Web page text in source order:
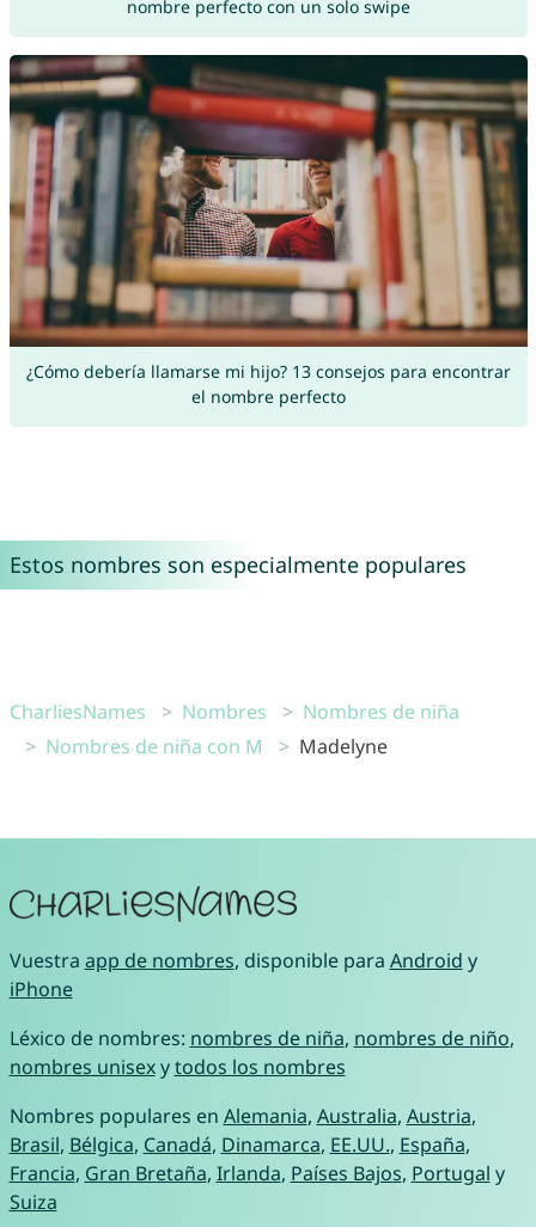
nombre perfecto con un solo swipe
¿Cómo debería llamarse mi hijo? 13 consejos para encontrar
el nombre perfecto
Estos nombres son especialmente populares
CharliesNames Nombres
Nombres de niña
Nombres de niña con M
Madelyne
Vuestra app de nombres, disponible para Android y
iPhone
Léxico de nombres: nombres de niña, nombres de niño,
nombres unisexytodos los nombres
Nombres populares en Alemania, Australia, Austria,
Brasil, Bélgica, Canadá, Dinamarca, EE.UU., España,
Francia, Gran Bretaña, Irlanda, Países Bajos, Portugal y
Suiza